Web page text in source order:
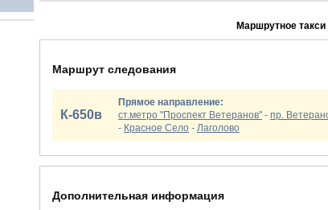
Маршрутное такси
Маршрут следования
К-650в
Прямое направление:
ст.метро "Проспект Ветеранов" - пр.
- Красное Село - Лаголово
Дополнительная информация